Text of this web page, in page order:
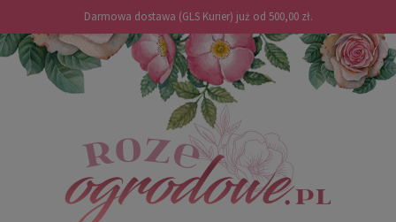
Darmowa dostawa (GLS Kurier) już od 500,00 zł.